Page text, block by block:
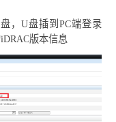
盘， U盘插到 PC端登录
iDRAC版本信息